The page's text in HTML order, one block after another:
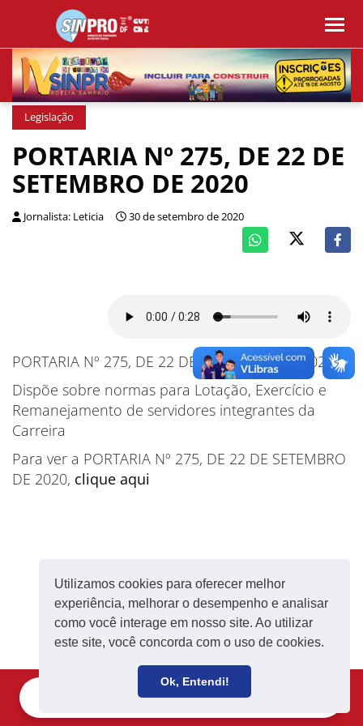
Utilizamos cookies para oferecer melhor
experiência, melhorar o desempenho e analisar
como você interage em nosso site. Ao utilizar
este site, você concorda com o uso de cookies.
Ok, Entendi!
Legislação
PORTARIA Nº 275, DE 22 DE
SETEMBRO DE 2020
Jornalista: Leticia 30 de setembro de 2020
PORTARIA Nº 275, DE 22 DE SETEMBRO DE 2020 –
Dispõe sobre normas para Lotação, Exercício e
Remanejamento de servidores integrantes da
Carreira
Para ver a PORTARIA Nº 275, DE 22 DE SETEMBRO
DE 2020, clique aqui
Receba notícias